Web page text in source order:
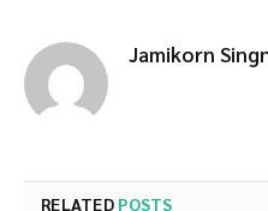
Jamikorn
RELATED POSTS